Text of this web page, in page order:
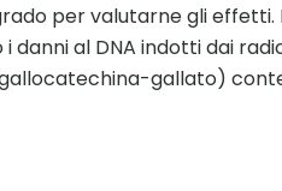
per valutarne gli effetti.
al DNA indotti dai
gallato)